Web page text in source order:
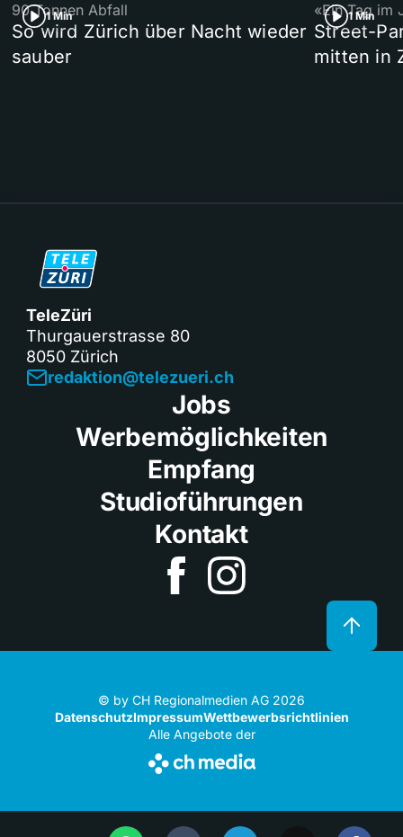
1 Min
90 Tonnen Abfall
So wird Zürich über Nacht wieder
sauber
1 Min
«Ein Tag im
Street-
mitten in
TeleZüri
Thurgauerstrasse 80
8050 Zürich
redaktion@telezueri.ch
Jobs
Werbemöglichkeiten
Empfang
Studioführungen
Kontakt
© by CH Regionalmedien AG 2026
DatenschutzImpressumWettbewerbsrichtlinien
Alle Angebote der